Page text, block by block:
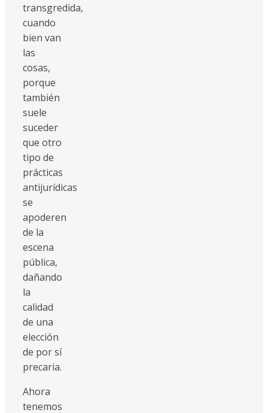
transgredida,
cuando
bien van
las
cosas,
porque
también
suele
suceder
que otro
tipo de
prácticas
antijurídicas
se
apoderen
de la
escena
pública,
dañando
la
calidad
de una
elección
de por sí
precaria.
Ahora
tenemos